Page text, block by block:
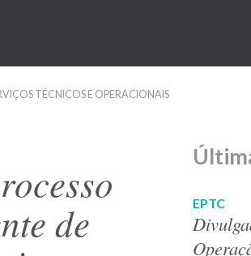
TÉCNICOS E OPERACIONAIS
de
EPTC